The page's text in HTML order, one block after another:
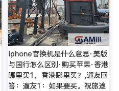
iphone官换机是什么意思·美版
与国行怎么区别·购买苹果·香港
哪里买1，香港哪里买？,遛友回
答：遛友1：如果要买。祝旅途